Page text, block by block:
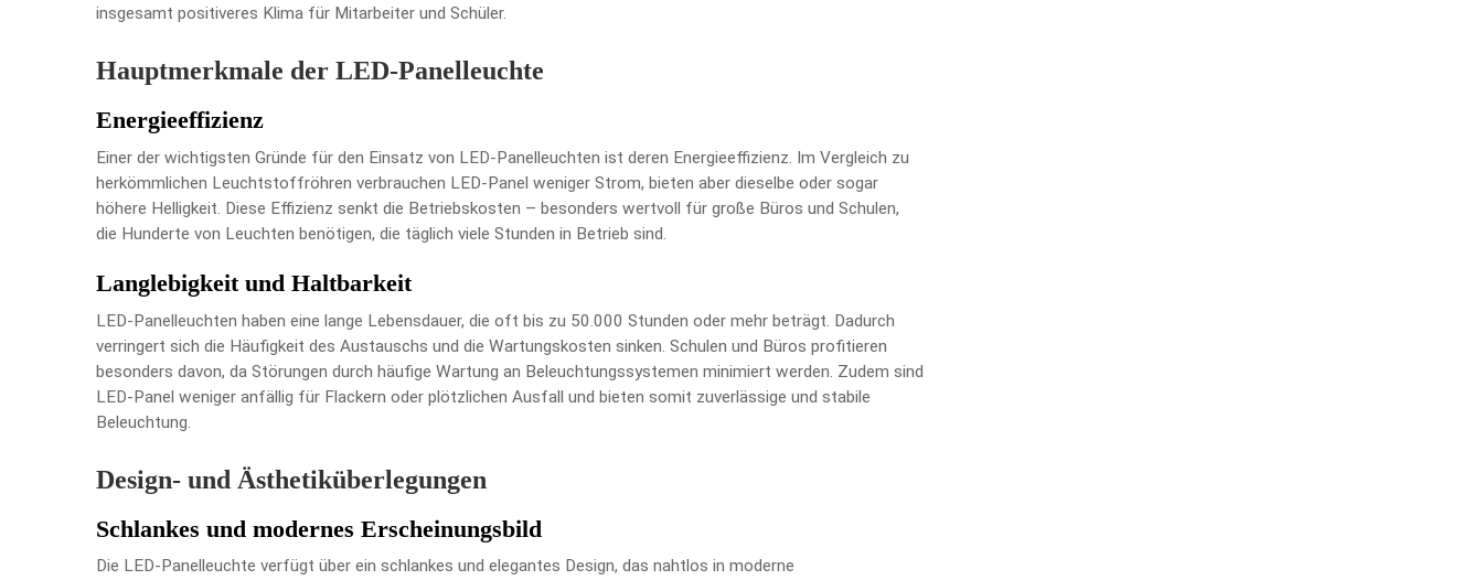
insgesamt positiveres Klima für Mitarbeiter und Schüler.
Hauptmerkmale der LED-Panelleuchte
Energieeffizienz
Einer der wichtigsten Gründe für den Einsatz von LED-Panelleuchten ist deren Energieeffizienz. Im Vergleich zu
herkömmlichen Leuchtstoffröhren verbrauchen LED-Panel weniger Strom, bieten aber dieselbe oder sogar
höhere Helligkeit. Diese Effizienz senkt die Betriebskosten – besonders wertvoll für große Büros und Schulen,
die Hunderte von Leuchten benötigen, die täglich viele Stunden in Betrieb sind.
Langlebigkeit und Haltbarkeit
LED-Panelleuchten haben eine lange Lebensdauer, die oft bis zu 50.000 Stunden oder mehr beträgt. Dadurch
verringert sich die Häufigkeit des Austauschs und die Wartungskosten sinken. Schulen und Büros profitieren
besonders davon, da Störungen durch häufige Wartung an Beleuchtungssystemen minimiert werden. Zudem sind
LED-Panel weniger anfällig für Flackern oder plötzlichen Ausfall und bieten somit zuverlässige und stabile
Beleuchtung.
Design- und Ästhetiküberlegungen
Schlankes und modernes Erscheinungsbild
Die LED-Panelleuchte verfügt über ein schlankes und elegantes Design, das nahtlos in moderne